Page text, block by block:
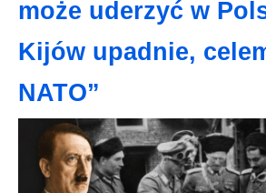
może uderzyć w
Kijów upadnie,
NATO”